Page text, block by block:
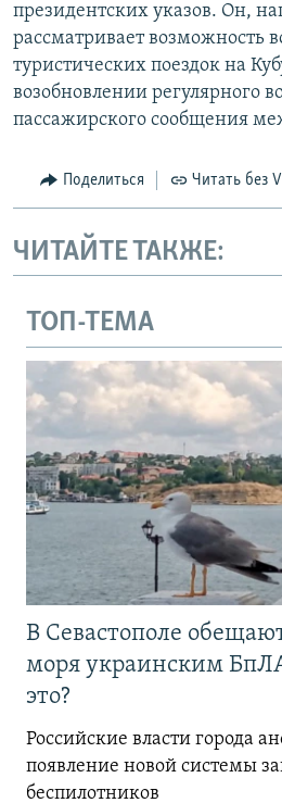
президентских указов. Он,
рассматривает возможность
туристических поездок на
возобновлении регулярного
пассажирского сообщения
Поделиться Читать без
ЧИТАЙТЕ ТАКЖЕ:
ТОП-ТЕМА
В Севастополе
моря украинским
это?
Российские власти города
появление новой системы
беспилотников